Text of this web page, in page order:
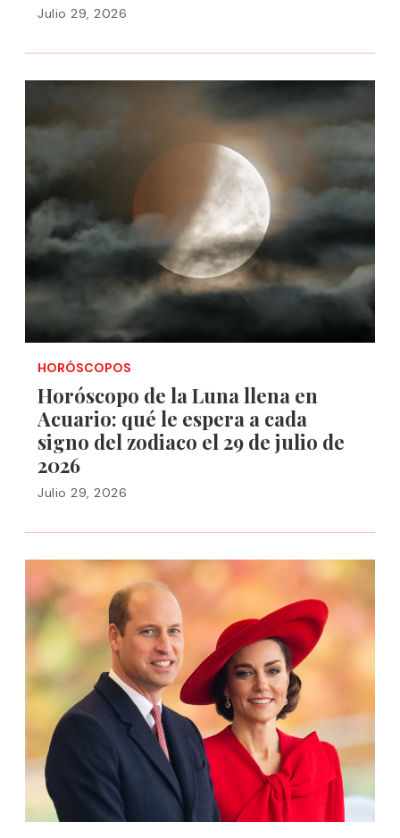
Julio 29, 2026
HORÓSCOPOS
Horóscopo de la Luna llena en
Acuario: qué le espera a cada
signo del zodiaco el 29 de julio de
2026
Julio 29, 2026